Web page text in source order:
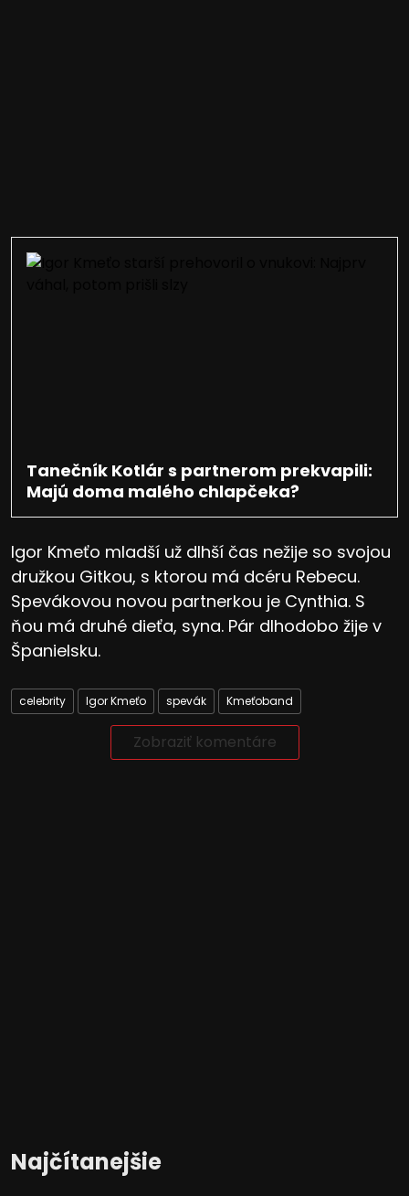
Tanečník Kotlár s partnerom prekvapili:
Majú doma malého chlapčeka?
Igor Kmeťo mladší už dlhší čas nežije so svojou
družkou Gitkou, s ktorou má dcéru Rebecu.
Spevákovou novou partnerkou je Cynthia. S
ňou má druhé dieťa, syna. Pár dlhodobo žije v
Španielsku.
celebrity Igor Kmeťo spevák Kmeťoband
Zobraziť komentáre
Najčítanejšie